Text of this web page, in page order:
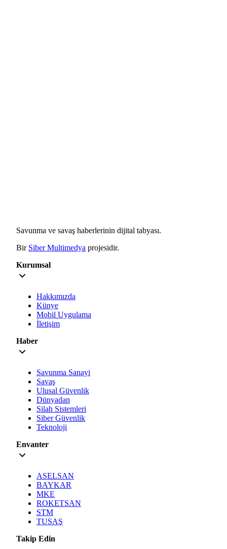
Savunma ve savaş haberlerinin dijital tabyası.
Bir Siber Multimedya projesidir.
Kurumsal
Hakkımızda
Künye
Mobil Uygulama
İletişim
Haber
Savunma Sanayi
Savaş
Ulusal Güvenlik
Dünyadan
Silah Sistemleri
Siber Güvenlik
Teknoloji
Envanter
ASELSAN
BAYKAR
MKE
ROKETSAN
STM
TUSAŞ
Takip Edin